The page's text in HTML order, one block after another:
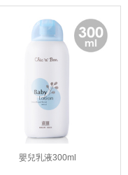
嬰兒乳液300ml